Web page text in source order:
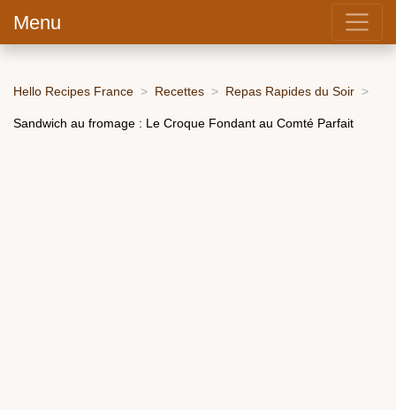
Menu
Hello Recipes France Recettes Repas Rapides du Soir
Sandwich au fromage : Le Croque Fondant au Comté Parfait